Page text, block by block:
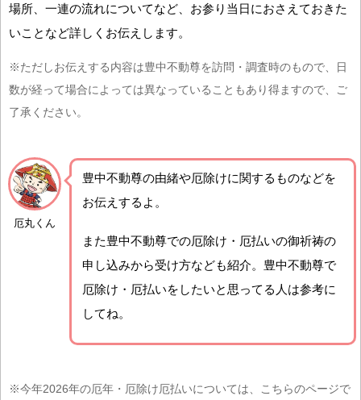
場所、一連の流れについてなど、お参り当日におさえておきた
いことなど詳しくお伝えします。
※ただしお伝えする内容は豊中不動尊を訪問・調査時のもので、日
数が経って場合によっては異なっていることもあり得ますので、ご
了承ください。
厄丸くん
豊中不動尊の由緒や厄除けに関するものなどを
お伝えするよ。
また豊中不動尊での厄除け・厄払いの御祈祷の
申し込みから受け方なども紹介。豊中不動尊で
厄除け・厄払いをしたいと思ってる人は参考に
してね。
※今年2026年の厄年・厄除け厄払いについては、こちらのページで